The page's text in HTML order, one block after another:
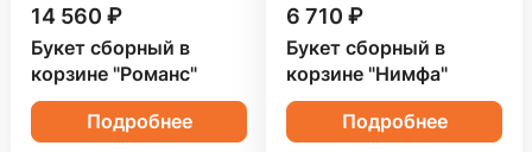
14 560 ₽
Букет сборный в
корзине "Романс"
Подробнее
6 710 ₽
Букет сборный в
корзине "Нимфа"
Подробнее